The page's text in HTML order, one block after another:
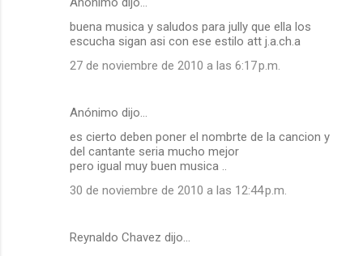
buena musica y saludos para jully que ella los
escucha sigan asi con ese estilo att j.a.ch.a
27 de noviembre de 2010 a las 6:17 p.m.
Anónimo dijo…
es cierto deben poner el nombrte de la cancion y
del cantante seria mucho mejor
pero igual muy buen musica ..
30 de noviembre de 2010 a las 12:44 p.m.
Reynaldo Chavez dijo…